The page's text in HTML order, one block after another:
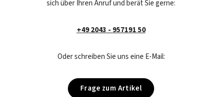
sich über Ihren Anruf und berät Sie gerne:
+49 2043 - 957191 50
Oder schreiben Sie uns eine E-Mail:
Frage zum Artikel